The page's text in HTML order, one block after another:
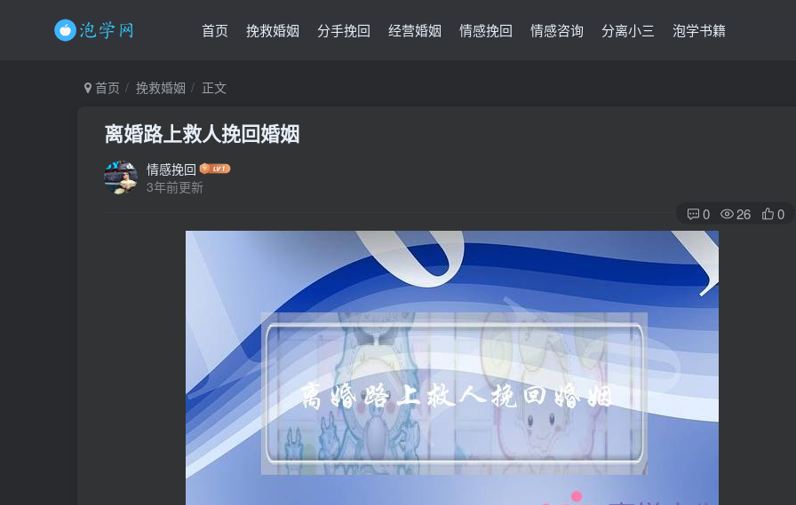
首页 挽救婚姻 分手挽回 经营婚姻 情感挽回 情感咨询 分离小三 泡学书籍
首页 挽救婚姻 正文
离婚路上救人挽回婚姻
情感挽回
3年前更新
0 26 0